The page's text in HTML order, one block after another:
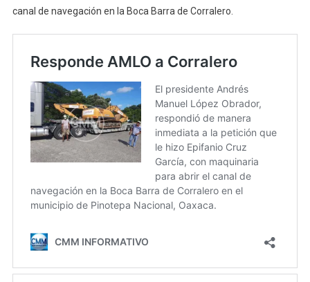
canal de navegación en la Boca Barra de Corralero.